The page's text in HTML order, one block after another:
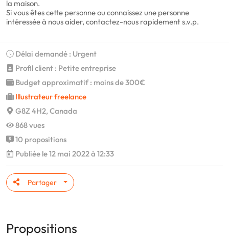
la maison.
Si vous êtes cette personne ou connaissez une personne
intéressée à nous aider, contactez-nous rapidement s.v.p.
Délai demandé : Urgent
Profil client : Petite entreprise
Budget approximatif : moins de 300€
Illustrateur freelance
G8Z 4H2, Canada
868 vues
10 propositions
Publiée le 12 mai 2022 à 12:33
Partager
Propositions